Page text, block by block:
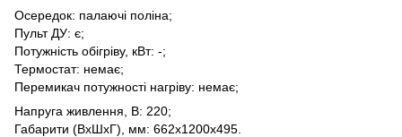
Осередок: палаючі поліна;
Пульт ДУ: є;
Потужність обігріву, кВт: -;
Термостат: немає;
Перемикач потужності нагріву: немає;
Напруга живлення, В: 220;
Габарити (ВхШхГ), мм: 662х1200х495.